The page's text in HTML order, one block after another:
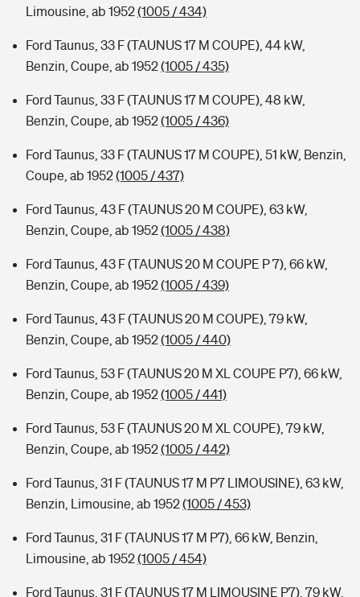
Limousine, ab 1952(1005 / 434)
Ford Taunus, 33 F (TAUNUS 17 M COUPE), 44 kW,
Benzin, Coupe, ab 1952(1005 / 435)
Ford Taunus, 33 F (TAUNUS 17 M COUPE), 48 kW,
Benzin, Coupe, ab 1952(1005 / 436)
Ford Taunus, 33 F (TAUNUS 17 M COUPE), 51 kW, Benzin,
Coupe, ab 1952(1005 / 437)
Ford Taunus, 43 F (TAUNUS 20 M COUPE), 63 kW,
Benzin, Coupe, ab 1952(1005 / 438)
Ford Taunus, 43 F (TAUNUS 20 M COUPE P 7), 66 kW,
Benzin, Coupe, ab 1952(1005 / 439)
Ford Taunus, 43 F (TAUNUS 20 M COUPE), 79 kW,
Benzin, Coupe, ab 1952(1005 / 440)
Ford Taunus, 53 F (TAUNUS 20 M XL COUPE P7), 66 kW,
Benzin, Coupe, ab 1952(1005 / 441)
Ford Taunus, 53 F (TAUNUS 20 M XL COUPE), 79 kW,
Benzin, Coupe, ab 1952(1005 / 442)
Ford Taunus, 31 F (TAUNUS 17 M P7 LIMOUSINE), 63 kW,
Benzin, Limousine, ab 1952(1005 / 453)
Ford Taunus, 31 F (TAUNUS 17 M P7), 66 kW, Benzin,
Limousine, ab 1952(1005 / 454)
Ford Taunus, 31 F (TAUNUS 17 M LIMOUSINE P7), 79 kW,